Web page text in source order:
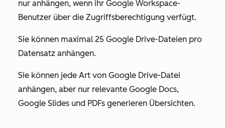
nur anhängen, wenn ihr Google Workspace-
Benutzer über die Zugriffsberechtigung verfügt.
Sie können maximal 25 Google Drive-Dateien pro
Datensatz anhängen.
Sie können jede Art von Google Drive-Datei
anhängen, aber nur relevante Google Docs,
Google Slides und PDFs generieren Übersichten.